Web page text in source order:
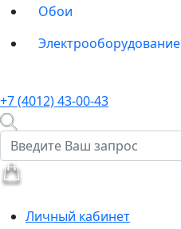
Обои
Электрооборудование
+7 (4012) 43-00-43
Личный кабинет